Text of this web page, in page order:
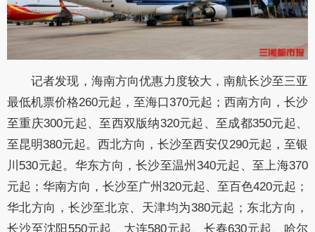
记者发现，海南方向优惠力度较大，南航长沙至三亚
最低机票价格260元起，至海口370元起；西南方向，长沙
至重庆300元起、至西双版纳320元起、至成都350元起、
至昆明380元起。西北方向，长沙至西安仅290元起，至银
川530元起。华东方向，长沙至温州340元起、至上海370
元起；华南方向，长沙至广州320元起、至百色420元起；
华北方向，长沙至北京、天津均为380元起；东北方向，
长沙至沈阳550元起、大连580元起、长春630元起、哈尔